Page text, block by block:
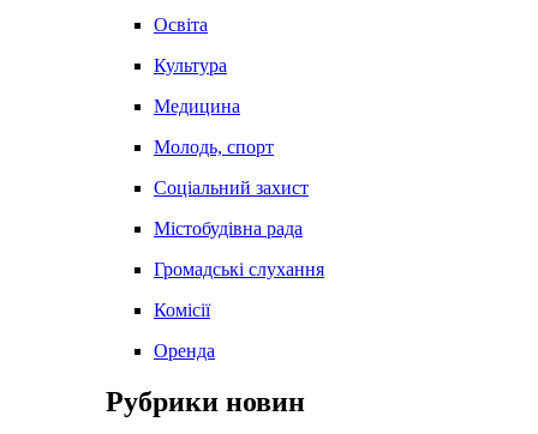
Освіта
Культура
Медицина
Молодь, спорт
Соціальний захист
Містобудівна рада
Громадські слухання
Комісії
Оренда
Рубрики новин